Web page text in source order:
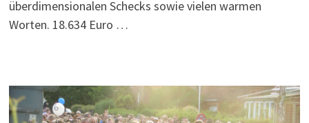
überdimensionalen Schecks sowie vielen warmen
Worten. 18.634 Euro …